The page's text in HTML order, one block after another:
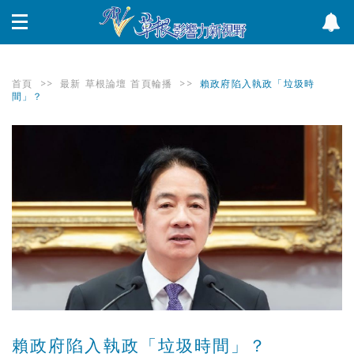
首頁 >> 最新 草根論壇 首頁輪播 >> 賴政府陷入執政「垃圾時
間」？
賴政府陷入執政「垃圾時間」？